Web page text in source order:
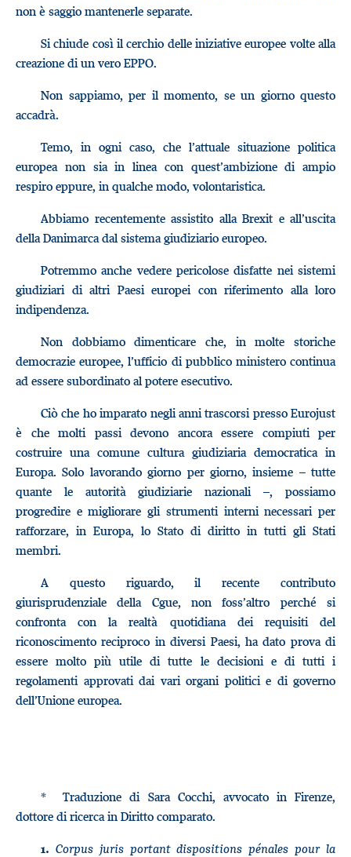
non è saggio mantenerle separate.
Si chiude così il cerchio delle iniziative europee volte alla
creazione di un vero EPPO.
Non sappiamo, per il momento, se un giorno questo
accadrà.
Temo, in ogni caso, che l’attuale situazione politica
europea non sia in linea con quest’ambizione di ampio
respiro eppure, in qualche modo, volontaristica.
Abbiamo recentemente assistito alla Brexit e all’uscita
della Danimarca dal sistema giudiziario europeo.
Potremmo anche vedere pericolose disfatte nei sistemi
giudiziari di altri Paesi europei con riferimento alla loro
indipendenza.
Non dobbiamo dimenticare che, in molte storiche
democrazie europee, l’ufficio di pubblico ministero continua
ad essere subordinato al potere esecutivo.
Ciò che ho imparato negli anni trascorsi presso Eurojust
è che molti passi devono ancora essere compiuti per
costruire una comune cultura giudiziaria democratica in
Europa. Solo lavorando giorno per giorno, insieme – tutte
quante le autorità giudiziarie nazionali –, possiamo
progredire e migliorare gli strumenti interni necessari per
rafforzare, in Europa, lo Stato di diritto in tutti gli Stati
membri.
A questo riguardo, il recente contributo
giurisprudenziale della Cgue, non foss’altro perché si
confronta con la realtà quotidiana dei requisiti del
riconoscimento reciproco in diversi Paesi, ha dato prova di
essere molto più utile di tutte le decisioni e di tutti i
regolamenti approvati dai vari organi politici e di governo
dell’Unione europea.
* Traduzione di Sara Cocchi, avvocato in Firenze,
dottore di ricerca in Diritto comparato.
1. Corpus juris portant dispositions pénales pour la